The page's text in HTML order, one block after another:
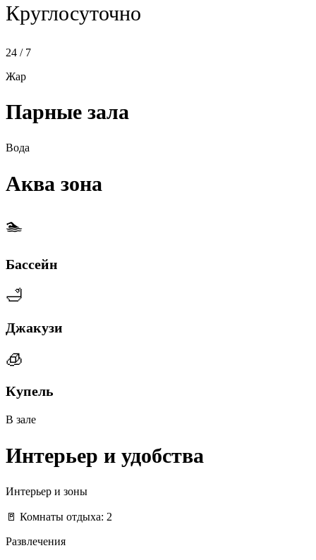
Круглосуточно
24 / 7
Жар
Парные зала
Вода
Аква зона
🏊
Бассейн
🛁
Джакузи
🧊
Купель
В зале
Интерьер и удобства
Интерьер и зоны
🚪 Комнаты отдыха: 2
Развлечения